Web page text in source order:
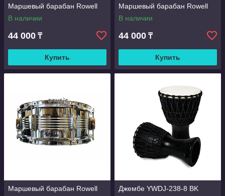
Маршевый барабан Rowell
В наличии
44 000 ₸
Купить
Маршевый барабан Rowell
В наличии
44 000 ₸
Купить
Маршевый барабан Rowell
Джембе YWDJ-238-8 BK